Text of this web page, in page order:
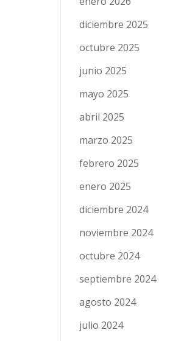
diciembre 2025
octubre 2025
junio 2025
mayo 2025
abril 2025
marzo 2025
febrero 2025
enero 2025
diciembre 2024
noviembre 2024
octubre 2024
septiembre 2024
agosto 2024
julio 2024